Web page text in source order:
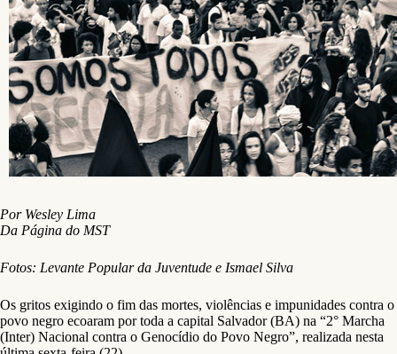
Por Wesley Lima
Da Página do MST
Fotos: Levante Popular da Juventude e Ismael Silva
Os gritos exigindo o fim das mortes, violências e impunidades contra o
povo negro ecoaram por toda a capital Salvador (BA) na “2° Marcha
(Inter) Nacional contra o Genocídio do Povo Negro”, realizada nesta